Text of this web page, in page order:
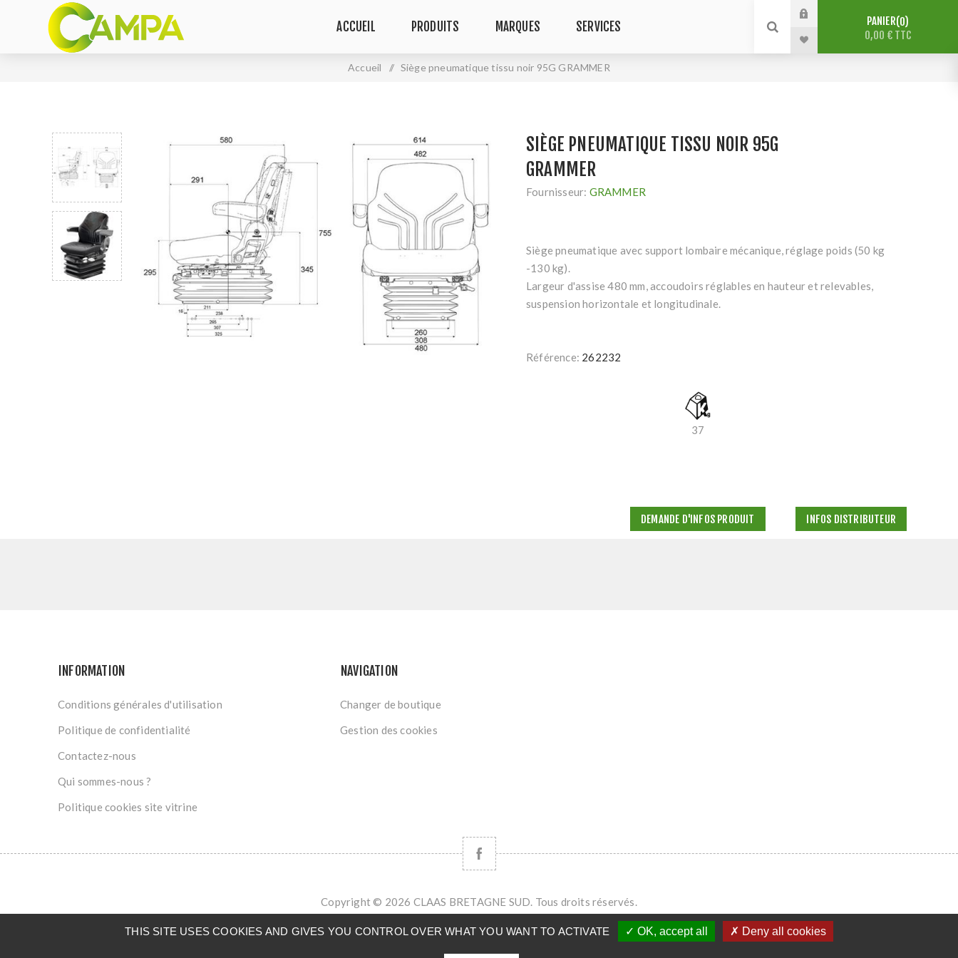
ACCUEIL PRODUITS MARQUES SERVICES PANIER 0
0,00 € TTC
Accueil / Siège pneumatique tissu noir 95G GRAMMER
SIÈGE PNEUMATIQUE TISSU NOIR 95G
GRAMMER
Fournisseur: GRAMMER
Siège pneumatique avec support lombaire mécanique, réglage poids (50 kg
-130 kg).
Largeur d'assise 480 mm, accoudoirs réglables en hauteur et relevables,
suspension horizontale et longitudinale.
Référence: 262232
37
DEMANDE D'INFOS PRODUIT INFOS DISTRIBUTEUR
INFORMATION
Conditions générales d'utilisation
Politique de confidentialité
Contactez-nous
Qui sommes-nous ?
Politique cookies site vitrine
NAVIGATION
Changer de boutique
Gestion des cookies
Copyright © 2026 CLAAS BRETAGNE SUD. Tous droits réservés.
THIS SITE USES COOKIES AND GIVES YOU CONTROL OVER WHAT YOU WANT TO ACTIVATE ✓ OK, accept all ✗ Deny all cookies